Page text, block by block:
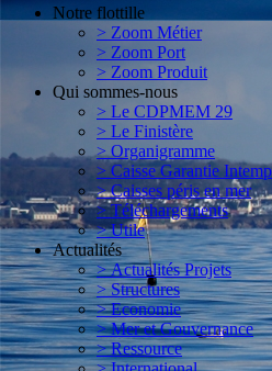
Notre flottille
> Zoom Métier
> Zoom Port
> Zoom Produit
Qui sommes-nous
> Le CDPMEM 29
> Le Finistère
> Organigramme
> Caisse Garantie
> Caisses péris en mer
> Téléchargements
> Utile
Actualités
> Actualités Projets
> Structures
> Economie
> Mer et Gouvernance
> Ressource